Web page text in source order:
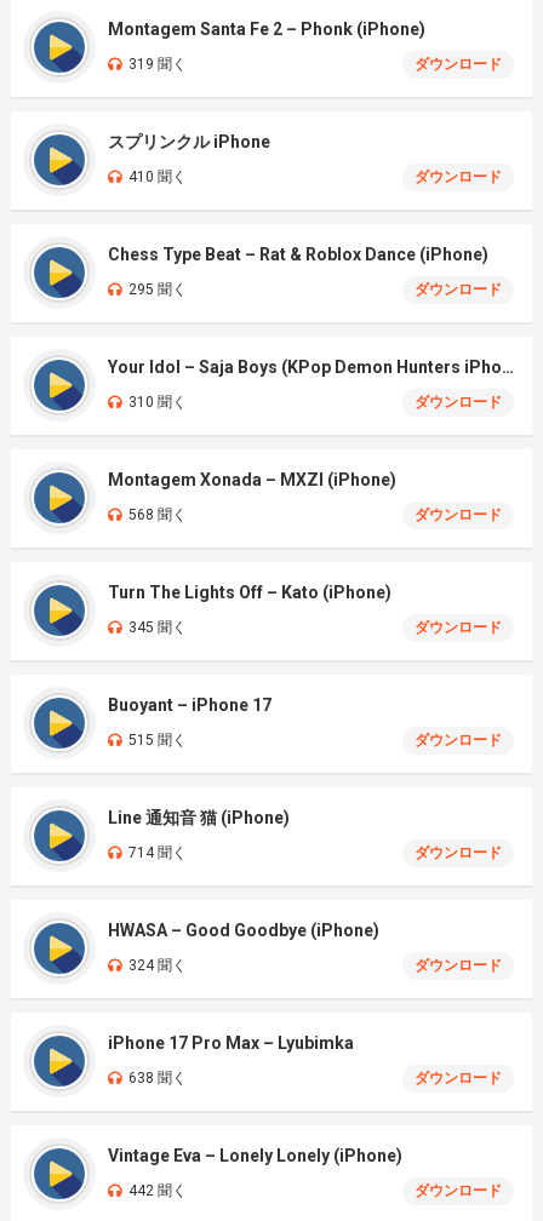
Montagem Santa Fe 2 – Phonk (iPhone)
319 聞く ダウンロード
スプリンクル iPhone
410 聞く ダウンロード
Chess Type Beat – Rat & Roblox Dance (iPhone)
295 聞く ダウンロード
Your Idol – Saja Boys (KPop Demon Hunters iPhone)
310 聞く ダウンロード
Montagem Xonada – MXZI (iPhone)
568 聞く ダウンロード
Turn The Lights Off – Kato (iPhone)
345 聞く ダウンロード
Buoyant – iPhone 17
515 聞く ダウンロード
Line 通知音 猫 (iPhone)
714 聞く ダウンロード
HWASA – Good Goodbye (iPhone)
324 聞く ダウンロード
iPhone 17 Pro Max – Lyubimka
638 聞く ダウンロード
Vintage Eva – Lonely Lonely (iPhone)
442 聞く ダウンロード